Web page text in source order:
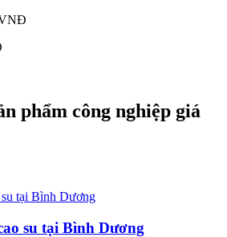
phẩm công nghiệp giá
su tại Bình Dương